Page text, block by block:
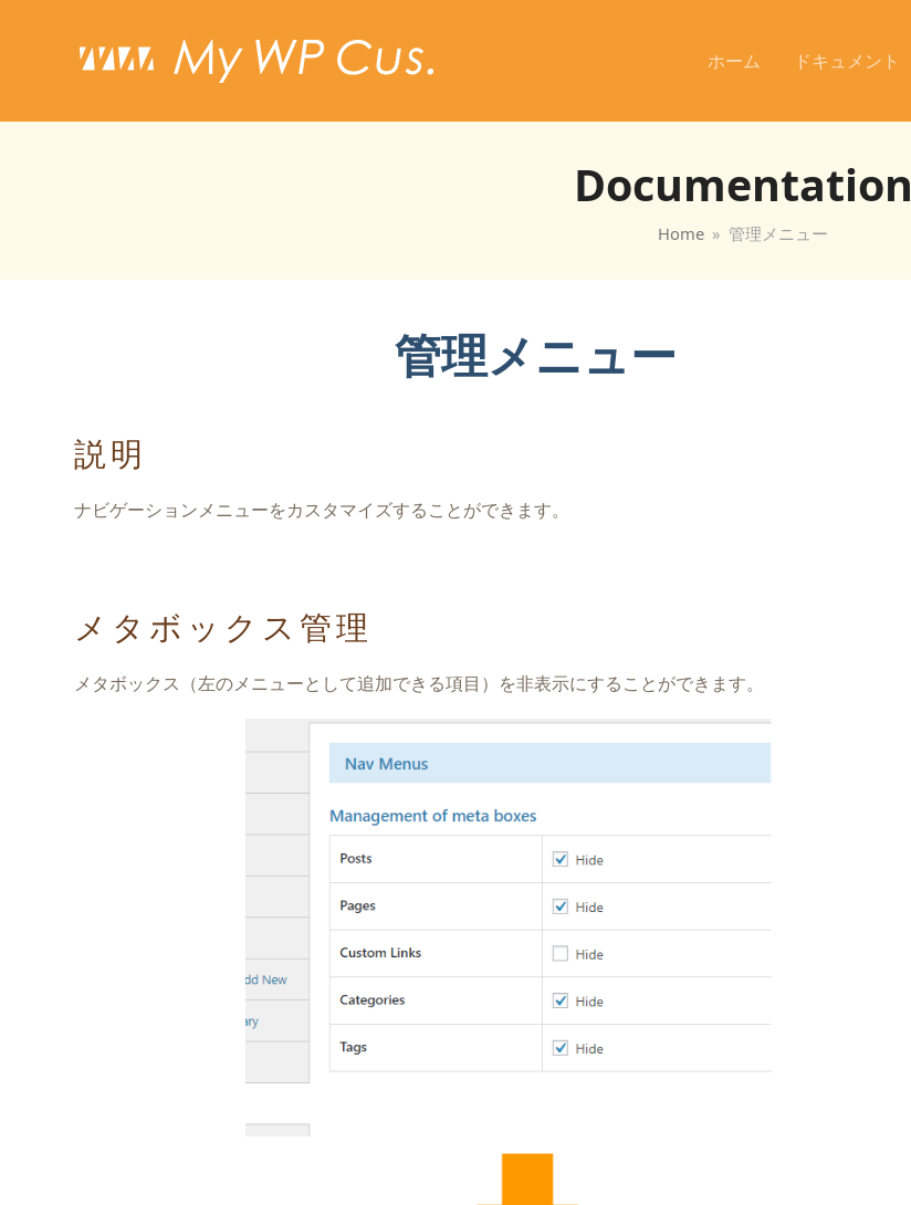
ホーム ドキュメント
Documentation
Home » 管理メニュー
管理メニュー
説明
ナビゲーションメニューをカスタマイズすることができます。
メタボックス管理
メタボックス（左のメニューとして追加できる項目）を非表示にすることができます。